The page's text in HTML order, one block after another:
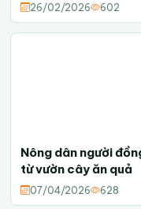
26/02/2026 602
Nông dân người
từ vườn cây ăn quả
07/04/2026 628